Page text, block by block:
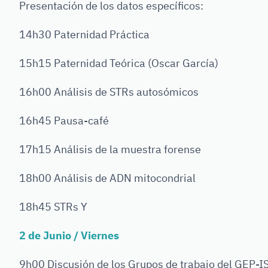
Presentación de los datos específicos:
14h30 Paternidad Práctica
15h15 Paternidad Teórica (Oscar García)
16h00 Análisis de STRs autosómicos
16h45 Pausa-café
17h15 Análisis de la muestra forense
18h00 Análisis de ADN mitocondrial
18h45 STRs Y
2 de Junio / Viernes
9h00 Discusión de los Grupos de trabajo del GEP-